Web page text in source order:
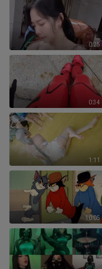
0:25
0:34
1:11
10:05